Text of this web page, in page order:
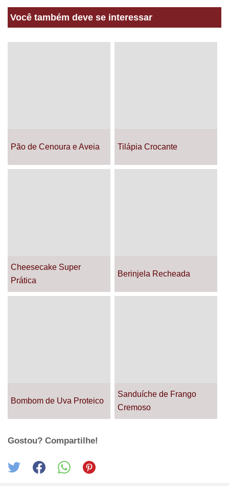
Você também deve se interessar
Pão de Cenoura e Aveia Tilápia Crocante
Cheesecake Super
Prática
Berinjela Recheada
Bombom de Uva Proteico
Sanduíche de Frango
Cremoso
Gostou? Compartilhe!